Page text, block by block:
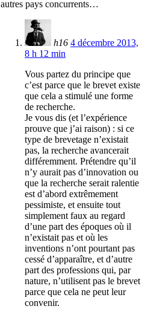
autres pays concurrents…
h16 4 décembre 2013,
8 h 12 min
Vous partez du principe que
c’est parce que le brevet existe
que cela a stimulé une forme
de recherche.
Je vous dis (et l’expérience
prouve que j’ai raison) : si ce
type de brevetage n’existait
pas, la recherche avancerait
différemment. Prétendre qu’il
n’y aurait pas d’innovation ou
que la recherche serait ralentie
est d’abord extrêmement
pessimiste, et ensuite tout
simplement faux au regard
d’une part des époques où il
n’existait pas et où les
inventions n’ont pourtant pas
cessé d’apparaître, et d’autre
part des professions qui, par
nature, n’utilisent pas le brevet
parce que cela ne peut leur
convenir.